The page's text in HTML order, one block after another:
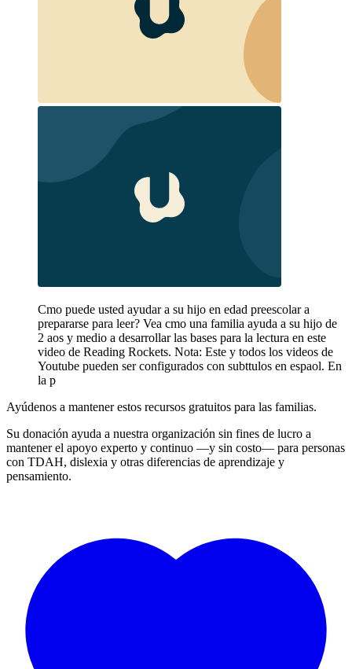
Cmo puede usted ayudar a su hijo en edad preescolar a
prepararse para leer? Vea cmo una familia ayuda a su hijo de
2 aos y medio a desarrollar las bases para la lectura en este
video de Reading Rockets. Nota: Este y todos los videos de
Youtube pueden ser configurados con subttulos en espaol. En
la p
Ayúdenos a mantener estos recursos gratuitos para las familias.
Su donación ayuda a nuestra organización sin fines de lucro a
mantener el apoyo experto y continuo —y sin costo— para personas
con TDAH, dislexia y otras diferencias de aprendizaje y
pensamiento.